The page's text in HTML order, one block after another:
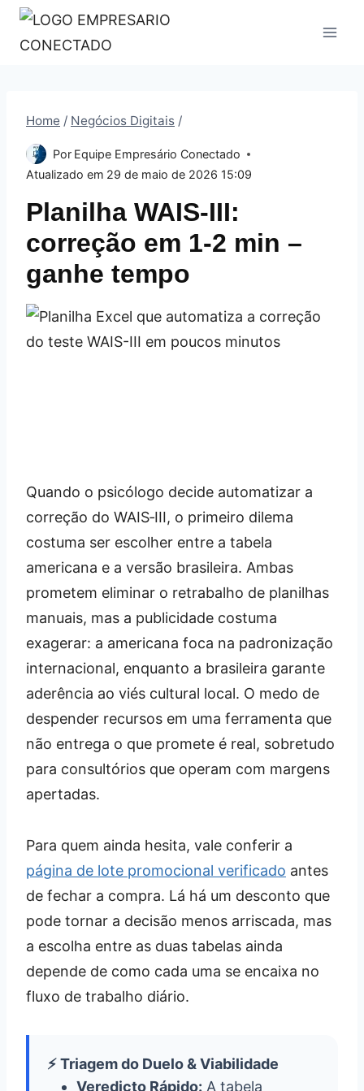
Pular
para
Home / Negócios Digitais /
Por Equipe Empresário Conectado
Atualizado em 29 de maio de 2026 15:09
Planilha WAIS-III:
correção em 1‑2 min –
ganhe tempo
Quando o psicólogo decide automatizar a
correção do WAIS‑III, o primeiro dilema
costuma ser escolher entre a tabela
americana e a versão brasileira. Ambas
prometem eliminar o retrabalho de planilhas
manuais, mas a publicidade costuma
exagerar: a americana foca na padronização
internacional, enquanto a brasileira garante
aderência ao viés cultural local. O medo de
despender recursos em uma ferramenta que
não entrega o que promete é real, sobretudo
para consultórios que operam com margens
apertadas.
Para quem ainda hesita, vale conferir a
página de lote promocional verificado antes
de fechar a compra. Lá há um desconto que
pode tornar a decisão menos arriscada, mas
a escolha entre as duas tabelas ainda
depende de como cada uma se encaixa no
fluxo de trabalho diário.
⚡ Triagem do Duelo & Viabilidade
Veredicto Rápido: A tabela